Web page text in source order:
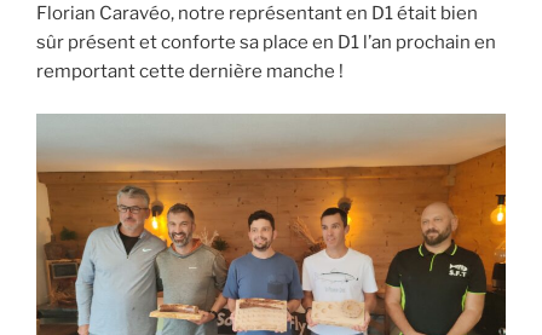
Florian Caravéo, notre représentant en D1 était bien
sûr présent et conforte sa place en D1 l’an prochain en
remportant cette dernière manche !